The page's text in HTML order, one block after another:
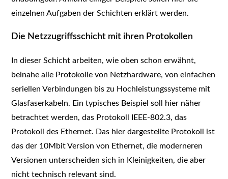
einzelnen Aufgaben der Schichten erklärt werden.
Die Netzzugriffsschicht mit ihren Protokollen
In dieser Schicht arbeiten, wie oben schon erwähnt,
beinahe alle Protokolle von Netzhardware, von einfachen
seriellen Verbindungen bis zu Hochleistungssysteme mit
Glasfaserkabeln. Ein typisches Beispiel soll hier näher
betrachtet werden, das Protokoll IEEE-802.3, das
Protokoll des Ethernet. Das hier dargestellte Protokoll ist
das der 10Mbit Version von Ethernet, die moderneren
Versionen unterscheiden sich in Kleinigkeiten, die aber
nicht technisch relevant sind.